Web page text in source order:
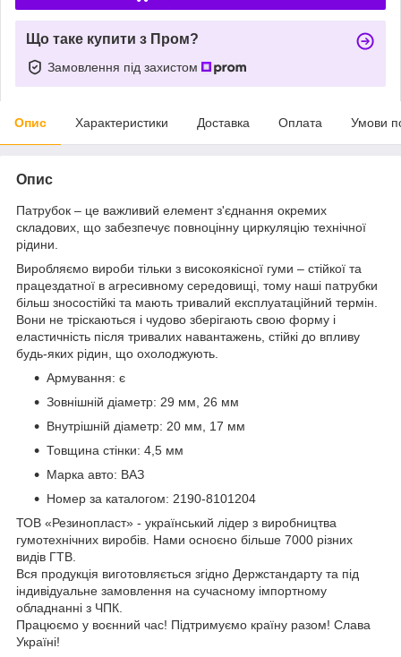
Що таке купити з Пром?
Замовлення під захистом
Опис Характеристики Доставка Оплата Умови
Опис
Патрубок – це важливий елемент з'єднання окремих
складових, що забезпечує повноцінну циркуляцію технічної
рідини.
Виробляємо вироби тільки з високоякісної гуми – стійкої та
працездатної в агресивному середовищі, тому наші патрубки
більш зносостійкі та мають тривалий експлуатаційний термін.
Вони не тріскаються і чудово зберігають свою форму і
еластичність після тривалих навантажень, стійкі до впливу
будь-яких рідин, що охолоджують.
Армування: є
Зовнішній діаметр: 29 мм, 26 мм
Внутрішній діаметр: 20 мм, 17 мм
Товщина стінки: 4,5 мм
Марка авто: ВАЗ
Номер за каталогом: 2190-8101204
ТОВ «Резинопласт» - український лідер з виробництва
гумотехнічних виробів. Нами осноєно більше 7000 різних
видів ГТВ.
Вся продукція виготовляється згідно Держстандарту та під
індивідуальне замовлення на сучасному імпортному
обладнанні з ЧПК.
Працюємо у воєнний час! Підтримуємо країну разом! Слава
Україні!